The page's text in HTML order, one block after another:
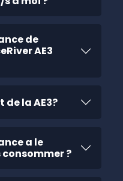
de
AE3
la AE3?
a le
consommer ?